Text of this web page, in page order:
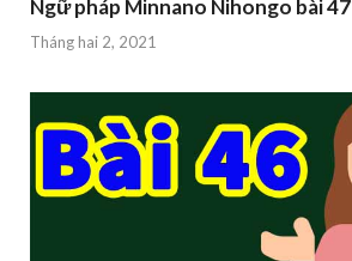
Ngữ pháp Minnano Nihongo bài 47
Tháng hai 2, 2021